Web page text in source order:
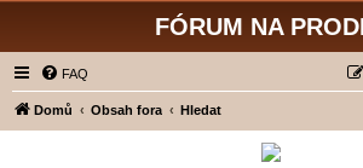
FÓRUM NA
FAQ
Domů Obsah fora Hledat